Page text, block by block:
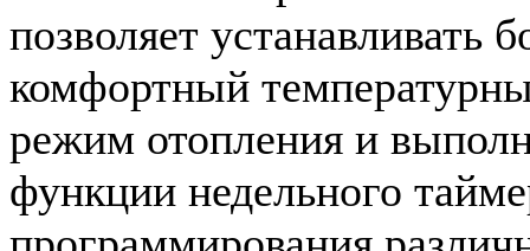
позволяет устанавливать
комфортный
режим отопления и
функции недельного